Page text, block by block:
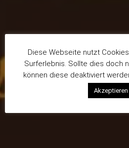
Diese Webseite nutzt
Surferlebnis. Sollte dies doch
können diese deaktiviert
Akzeptieren